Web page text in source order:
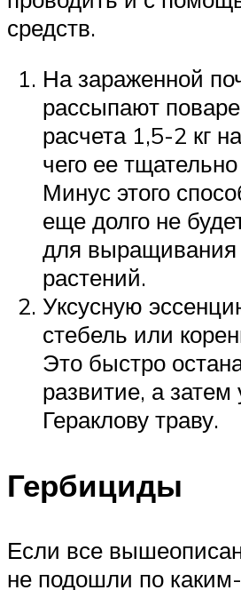
средств.
На зараженной
рассыпают
расчета 1,5-2 кг
чего ее
Минус этого
еще долго не
для выращивания
растений.
Уксусную
стебель или
Это быстро
развитие, а затем
Гераклову траву.
Гербициды
Если все
не подошли по